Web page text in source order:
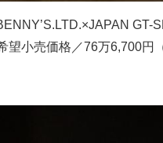
GT-
望小売価格／76万6,700円